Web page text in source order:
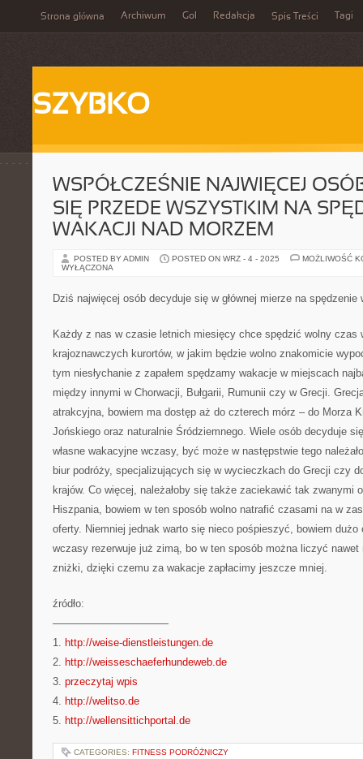
Strona główna Archiwum Gol Redakcja Spis Treści Tagi
SZYBKO
WSPÓŁCZEŚNIE NAJWIĘCEJ
SIĘ PRZEDE WSZYSTKIM NA
WAKACJI NAD MORZEM
POSTED BY ADMIN POSTED ON WRZ - 4 - 2025
MOŻLIWOŚĆ
WYŁĄCZONA
Dziś najwięcej osób decyduje się w głównej mierze na spędzenie
Każdy z nas w czasie letnich miesięcy chce spędzić wolny czas
krajoznawczych kurortów, w jakim będzie wolno znakomicie
tym niesłychanie z zapałem spędzamy wakacje w miejscach
między innymi w Chorwacji, Bułgarii, Rumunii czy w Grecji.
atrakcyjna, bowiem ma dostęp aż do czterech mórz – do Morza
Jońskiego oraz naturalnie Śródziemnego. Wiele osób decyduje
własne wakacyjne wczasy, być może w następstwie tego
biur podróży, specjalizujących się w wycieczkach do Grecji czy
krajów. Co więcej, należałoby się także zaciekawić tak zwanymi
Hiszpania, bowiem w ten sposób wolno natrafić czasami na w
oferty. Niemniej jednak warto się nieco pośpieszyć, bowiem dużo
wczasy rezerwuje już zimą, bo w ten sposób można liczyć nawet
zniżki, dzięki czemu za wakacje zapłacimy jeszcze mniej.
źródło:
———————————
1. http://weise-dienstleistungen.de
2. http://weisseschaeferhundeweb.de
3. przeczytaj wpis
4. http://welitso.de
5. http://wellensittichportal.de
CATEGORIES: FITNESS PODRÓŻNICZY